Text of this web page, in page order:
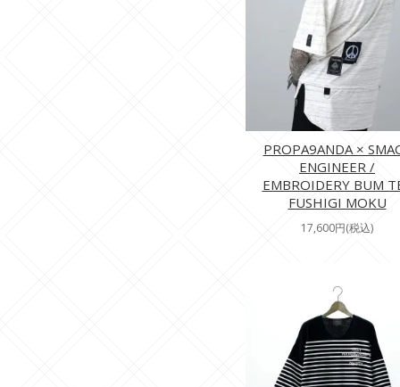
PROPA9ANDA ×
ENGINEER /
EMBROIDERY BUM
FUSHIGI MOKU
17,600円(税込)